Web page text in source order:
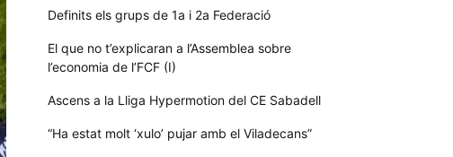
Definits els grups de 1a i 2a Federació
El que no t’explicaran a l’Assemblea sobre
l’economia de l’FCF (I)
Ascens a la Lliga Hypermotion del CE Sabadell
“Ha estat molt ‘xulo’ pujar amb el Viladecans”